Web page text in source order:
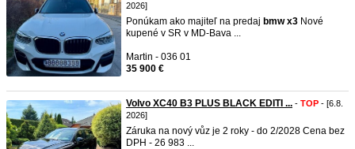
2026]
Ponúkam ako majiteľ na predaj bmw x3 Nové
kupené v SR v MD-Bava ...
Martin - 036 01
35 900 €
Volvo XC40 B3 PLUS BLACK EDITI ... - TOP - [6.8.
2026]
Záruka na nový vůz je 2 roky - do 2/2028 Cena bez
DPH - 26 983 ...